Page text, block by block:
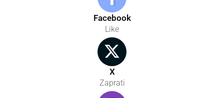
Facebook
Like
X
Zaprati